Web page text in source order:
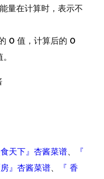
量在计算时，表示不
0 值，计算后的 0
食天下』杏酱菜谱、
『
房』杏酱菜谱、
『 香